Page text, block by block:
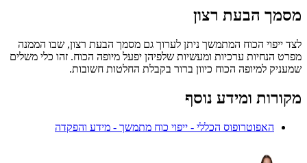
מסמך הבעת רצון
לצד ייפוי הכוח המתמשך ניתן לערוך גם מסמך הבעת רצון, שבו הממנה
מפרט הנחיות ערכיות ומעשיות שלפיהן יפעל מיופה הכוח. זהו כלי משלים
שמעניק למיופה הכוח כיוון ברור בקבלת החלטות חשובות.
מקורות ומידע נוסף
האפוטרופוס הכללי - ייפוי כוח מתמשך - מידע והפקדה